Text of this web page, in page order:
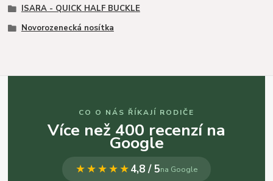
ISARA - QUICK HALF BUCKLE
Novorozenecká nosítka
CO O NÁS ŘÍKAJÍ RODIČE
Více než 400 recenzí na
Google
★★★★★4,8 / 5na Google